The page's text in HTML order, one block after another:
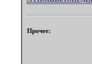
Прочее: